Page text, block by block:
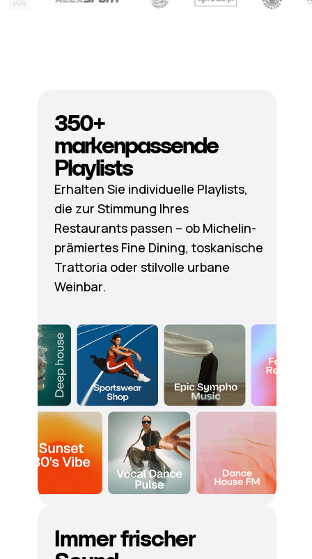
350+
markenpassende
Playlists
Erhalten Sie individuelle Playlists,
die zur Stimmung Ihres
Restaurants passen – ob Michelin-
prämiertes Fine Dining, toskanische
Trattoria oder stilvolle urbane
Weinbar.
Immer frischer